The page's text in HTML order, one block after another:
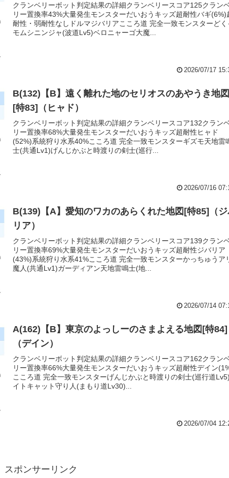
クランベリーボット判定結果の詳細クランベリースコア125クラン
リー置換率43%大量発生モンスターだいおうキッズ超耐性バギ(6%)
耐性・弱耐性なしドルマジバリアこころ道 完全一致モンスターどく
モムシニンジャ(波道Lv5)ベロニャーゴ大魔...
2026/07/17
B(132)【B】遠く離れた地のセリオスのあやうき地図
[特83]（ヒャド）
クランベリーボット判定結果の詳細クランベリースコア132クラン
リー置換率68%大量発生モンスターだいおうキッズ超耐性ヒャド
(52%)系統狩り水系40%こころ道 完全一致モンスターギズモ天地雷
士(共通Lv1)げんじかぶと時渡りの剣士(巡行...
2026/07/16
B(139)【A】愛知のワカのあらくれた地図[特85]（
リア）
クランベリーボット判定結果の詳細クランベリースコア139クラン
リー置換率69%大量発生モンスターだいおうキッズ超耐性ジバリア
(43%)系統狩り水系41%こころ道 完全一致モンスターかっちゅうア
魔人(共通Lv1)ガーディアン天地雷鳴士(地...
2026/07/14
A(162)【B】東京のよっしーのさまよえる地図[特84]
（デイン）
クランベリーボット判定結果の詳細クランベリースコア162クラン
リー置換率66%大量発生モンスターだいおうキッズ超耐性デイン
こころ道 完全一致モンスターげんじかぶと時渡りの剣士(巡行道
イトキャット守り人(まもり道Lv30)...
2026/07/04
スポンサーリンク